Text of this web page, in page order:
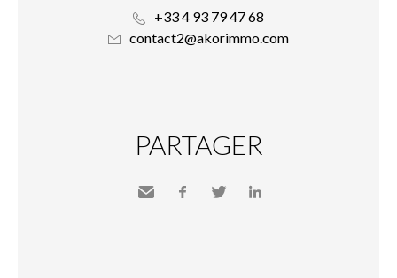
+33 4 93 79 47 68
contact2@akorimmo.com
PARTAGER